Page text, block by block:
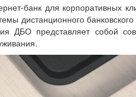
банк для корпоративных
дистанционного
ДБО представляет собой